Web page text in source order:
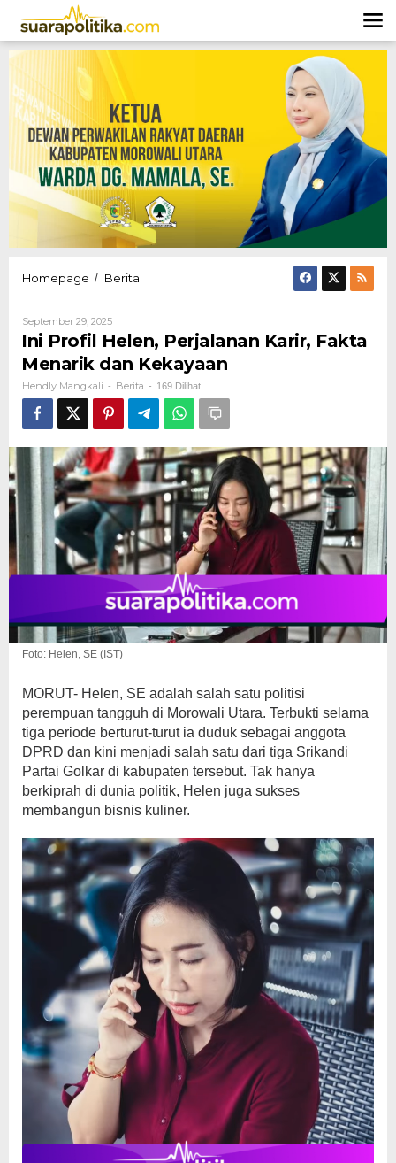
konten
Homepage / Berita
Karir,
Fakta
Menarik
dan
Kekayaan
September 29, 2025Oleh
Hendly
Mangkali
Ini Profil Helen, Perjalanan Karir, Fakta
Menarik dan Kekayaan
Hendly Mangkali - Berita - 169 Dilihat
Foto: Helen, SE (IST)
MORUT- Helen, SE adalah salah satu politisi
perempuan tangguh di Morowali Utara. Terbukti selama
tiga periode berturut-turut ia duduk sebagai anggota
DPRD dan kini menjadi salah satu dari tiga Srikandi
Partai Golkar di kabupaten tersebut. Tak hanya
berkiprah di dunia politik, Helen juga sukses
membangun bisnis kuliner.